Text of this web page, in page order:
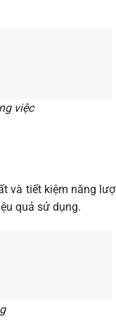
việc
và tiết kiệm năng
quả sử dụng.